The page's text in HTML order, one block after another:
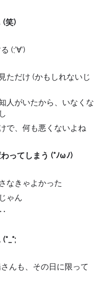
(笑)
(;’∀’)
ただけ (かもしれないじ
人がいたから、いなくな
で、何も悪くないよね
ってしまう (*ﾉωﾉ)
なきゃよかった
ゃん
んも、その日に限って